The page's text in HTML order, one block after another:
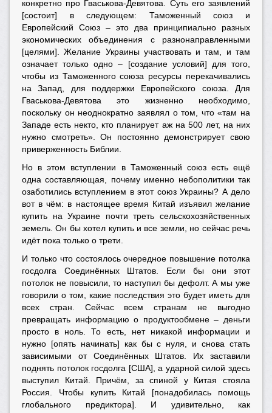
конкретно про Гваськова-Девятова. Суть его заявлений
[состоит] в следующем: Таможенный союз и
Европейский Союз – это два принципиально разных
экономических объединения с разнонаправленными
[целями]. Желание Украины участвовать и там, и там
означает только одно – [создание условий] для того,
чтобы из Таможенного союза ресурсы перекачивались
на Запад, для поддержки Европейского союза. Для
Гваськова-Девятова это жизненно необходимо,
поскольку он неоднократно заявлял о том, что «там на
Западе есть некто, кто планирует аж на 500 лет, на них
нужно смотреть». Он постоянно демонстрирует свою
приверженность Библии.
Но в этом вступлении в Таможенный союз есть ещё
одна составляющая, почему именно небополитики так
озаботились вступлением в этот союз Украины? А дело
вот в чём: в настоящее время Китай изъявил желание
купить на Украине почти треть сельскохозяйственных
земель. Он бы хотел купить и все земли, но сейчас речь
идёт пока только о трети.
И только что состоялось очередное повышение потолка
госдолга Соединённых Штатов. Если бы они этот
потолок не повысили, то наступил бы дефолт. А мы уже
говорили о том, какие последствия это будет иметь для
всех стран. Сейчас всем странам не выгодно
превращать информацию о продуктообмене – деньги
просто в ноль. То есть, нет никакой информации и
нужно [опять начинать] как бы с нуля, и снова стать
зависимыми от Соединённых Штатов. Их заставили
поднять потолок госдолга [США], а ударной силой здесь
выступил Китай. Причём, за спиной у Китая стояла
Россия. Чтобы купить Китай [понадобилась помощь
глобального предиктора]. И удивительно, как